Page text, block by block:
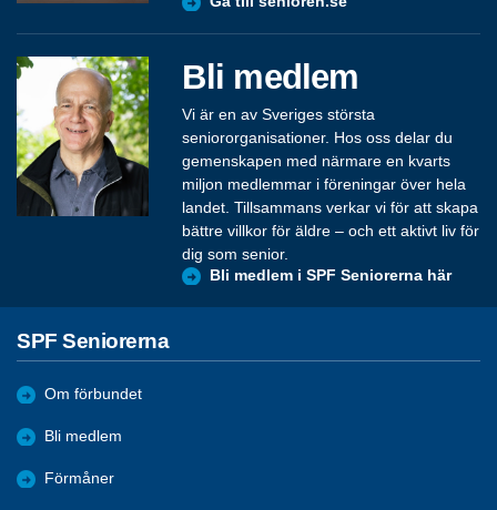
Bli medlem
Vi är en av Sveriges största
seniororganisationer. Hos oss delar du
gemenskapen med närmare en kvarts
miljon medlemmar i föreningar över hela
landet. Tillsammans verkar vi för att skapa
bättre villkor för äldre – och ett aktivt liv för
dig som senior.
Bli medlem i SPF Seniorerna här
SPF Seniorerna
Om förbundet
Bli medlem
Förmåner